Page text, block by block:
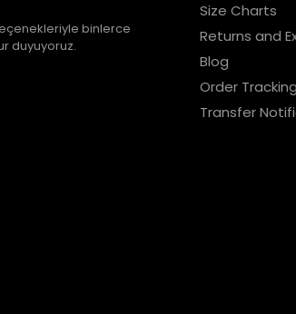
binlerce
duyuyoruz.
Size Charts
Returns and
Blog
Order Tracking
Transfer